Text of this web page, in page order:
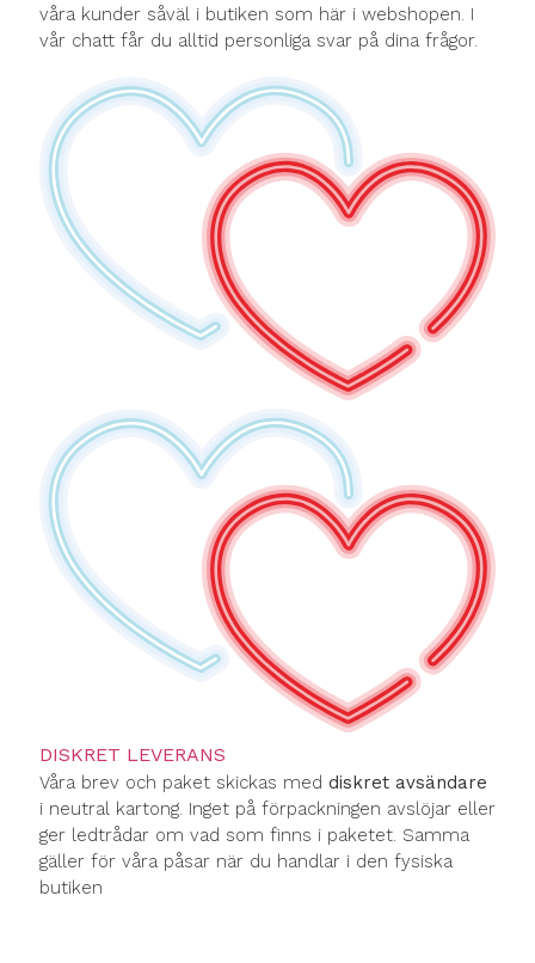
våra kunder såväl i butiken som här i webshopen. I
vår chatt får du alltid personliga svar på dina frågor.
DISKRET LEVERANS
Våra brev och paket skickas med diskret avsändare
i neutral kartong. Inget på förpackningen avslöjar eller
ger ledtrådar om vad som finns i paketet. Samma
gäller för våra påsar när du handlar i den fysiska
butiken